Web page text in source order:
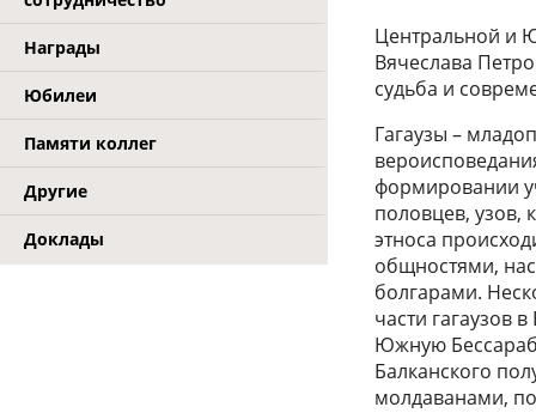
Награды
Юбилеи
Памяти коллег
Другие
Доклады
Центральной и
Вячеслава
судьба и
Гагаузы –
формировании
половцев, узов,
этноса
общностями,
болгарами.
части гагаузов
Южную
Балканского
молдаванами,